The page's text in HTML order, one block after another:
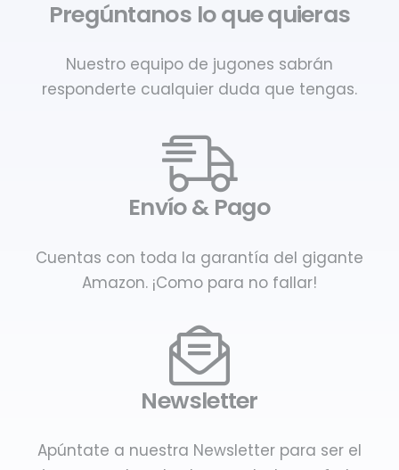
Pregúntanos lo que quieras
Nuestro equipo de jugones sabrán
responderte cualquier duda que tengas.
Envío & Pago
Cuentas con toda la garantía del gigante
Amazon. ¡Como para no fallar!
Newsletter
Apúntate a nuestra Newsletter para ser el